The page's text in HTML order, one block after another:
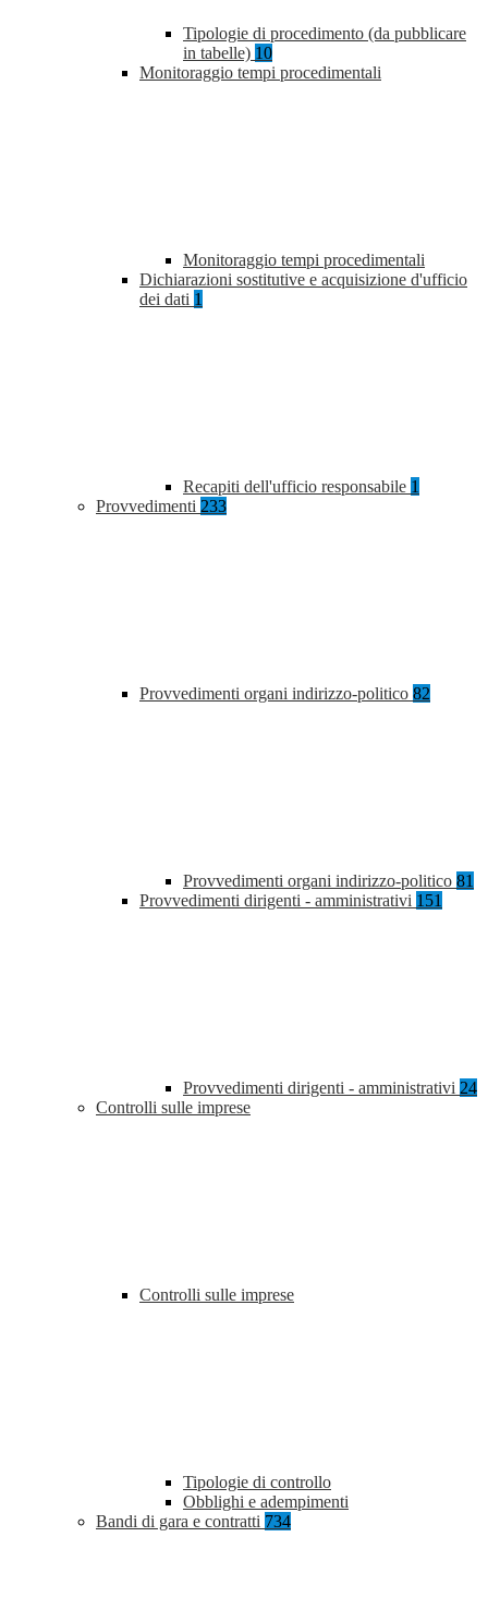
Tipologie di procedimento (da pubblicare
in tabelle) 10
Monitoraggio tempi procedimentali
Monitoraggio tempi procedimentali
Dichiarazioni sostitutive e acquisizione d'ufficio
dei dati 1
Recapiti dell'ufficio responsabile 1
Provvedimenti 233
Provvedimenti organi indirizzo-politico 82
Provvedimenti organi indirizzo-politico 81
Provvedimenti dirigenti - amministrativi 151
Provvedimenti dirigenti - amministrativi 24
Controlli sulle imprese
Controlli sulle imprese
Tipologie di controllo
Obblighi e adempimenti
Bandi di gara e contratti 734